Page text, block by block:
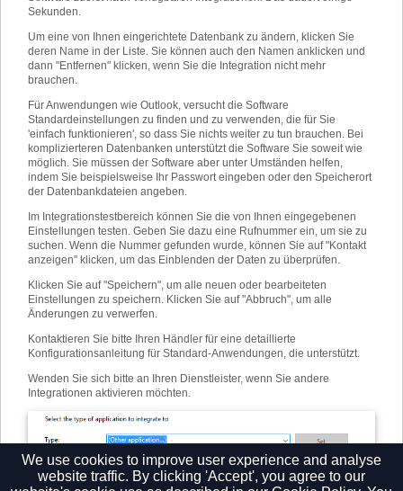
Sekunden.
Um eine von Ihnen eingerichtete Datenbank zu ändern, klicken Sie
deren Name in der Liste. Sie können auch den Namen anklicken und
dann "Entfernen" klicken, wenn Sie die Integration nicht mehr
brauchen.
Für Anwendungen wie Outlook, versucht die Software
Standardeinstellungen zu finden und zu verwenden, die für Sie
'einfach funktionieren', so dass Sie nichts weiter zu tun brauchen. Bei
komplizierteren Datenbanken unterstützt die Software Sie soweit wie
möglich. Sie müssen der Software aber unter Umständen helfen,
indem Sie beispielsweise Ihr Passwort eingeben oder den Speicherort
der Datenbankdateien angeben.
Im Integrationstestbereich können Sie die von Ihnen eingegebenen
Einstellungen testen. Geben Sie dazu eine Rufnummer ein, um sie zu
suchen. Wenn die Nummer gefunden wurde, können Sie auf "Kontakt
anzeigen" klicken, um das Einblenden der Daten zu überprüfen.
Klicken Sie auf "Speichern", um alle neuen oder bearbeiteten
Einstellungen zu speichern. Klicken Sie auf "Abbruch", um alle
Änderungen zu verwerfen.
Kontaktieren Sie bitte Ihren Händler für eine detaillierte
Konfigurationsanleitung für Standard-Anwendungen, die unterstützt.
Wenden Sie sich bitte an Ihren Dienstleister, wenn Sie andere
Integrationen aktivieren möchten.
We use cookies to improve user experience and analyse
website traffic. By clicking 'Accept', you agree to our